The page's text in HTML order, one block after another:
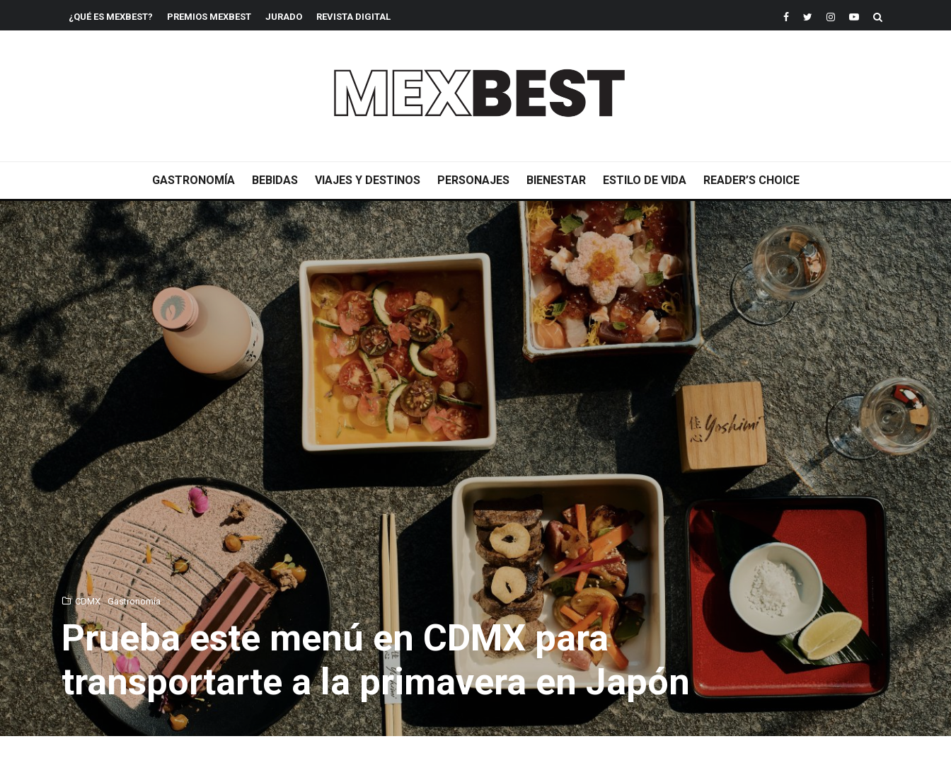
¿QUÉ ES MEXBEST? PREMIOS MEXBEST JURADO REVISTA DIGITAL
GASTRONOMÍA BEBIDAS VIAJES Y DESTINOS PERSONAJES BIENESTAR ESTILO DE VIDA READER’S CHOICE
CDMX Gastronomía
Prueba este menú en CDMX para
transportarte a la primavera en Japón